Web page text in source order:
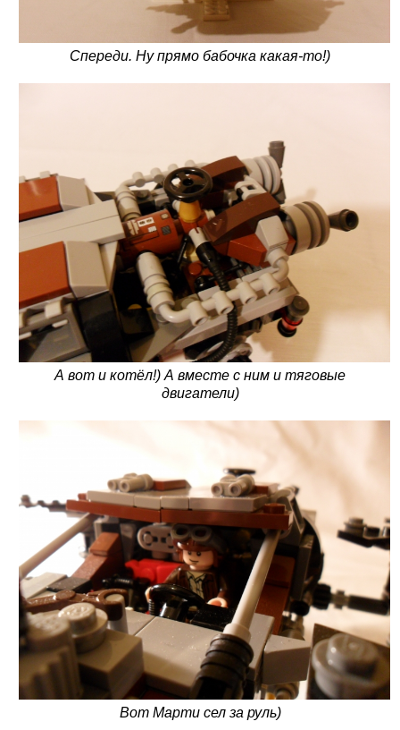
Спереди. Ну прямо бабочка какая-то!)
А вот и котёл!) А вместе с ним и тяговые
двигатели)
Вот Марти сел за руль)